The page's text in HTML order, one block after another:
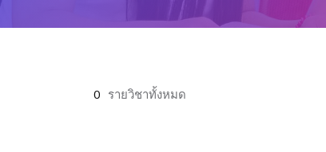
0 รายวิชาทั้งหมด